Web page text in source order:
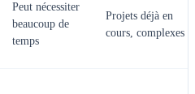
Peut nécessiter
beaucoup de
temps
Projets déjà en
cours, complexes